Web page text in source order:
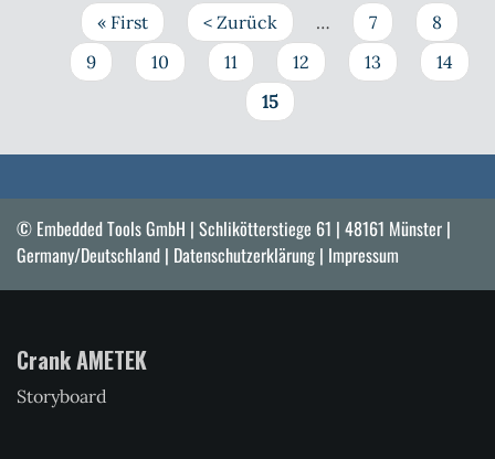
Tools
GmbH
Seitennummerierung
Erste
Seite
« First
Vorherige
Seite
< Zurück … Seite
7 Seite
8
Seite
9 Seite
10 Seite
11 Seite
12 Seite
13 Seite
14
Aktuelle
15
© Embedded Tools GmbH | Schlikötterstiege 61 | 48161 Münster |
Germany/Deutschland | Datenschutzerklärung | Impressum
Crank AMETEK
Storyboard